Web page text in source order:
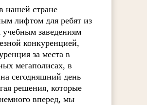
нашей стране
лифтом для ребят из
заведениям
конкуренцией,
за места в
мегаполисах, в
сегодняшний день
решения, которые
вперед, мы